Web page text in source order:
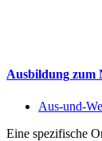
Ausbildung zum
Aus-und-
Eine spezifische